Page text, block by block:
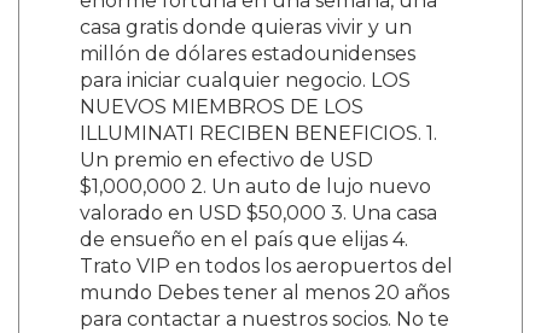
casa gratis donde quieras vivir y un
millón de dólares estadounidenses
para iniciar cualquier negocio. LOS
NUEVOS MIEMBROS DE LOS
ILLUMINATI RECIBEN BENEFICIOS. 1.
Un premio en efectivo de USD
$1,000,000 2. Un auto de lujo nuevo
valorado en USD $50,000 3. Una casa
de ensueño en el país que elijas 4.
Trato VIP en todos los aeropuertos del
mundo Debes tener al menos 20 años
para contactar a nuestros socios. No te